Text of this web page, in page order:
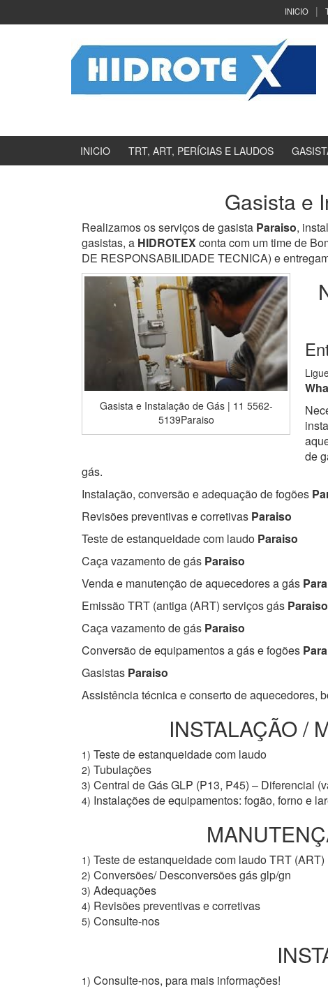
INICIO
INICIO TRT, ART, PERÍCIAS E LAUDOS
Gasista e
Realizamos os serviços de gasista Paraiso,
gasistas, a HIDROTEXconta com um time de
DE RESPONSABILIDADE TECNICA) e
Gasista e Instalação de Gás | 11 5562-
5139Paraiso
de
gás.
Instalação, conversão e adequação de fogões
Revisões preventivas e corretivas Paraiso
Teste de estanqueidade com laudo Paraiso
Caça vazamento de gás Paraiso
Venda e manutenção de aquecedores a gás
Emissão TRT (antiga (ART) serviços gás Paraiso
Caça vazamento de gás Paraiso
Conversão de equipamentos a gás e fogões
Gasistas Paraiso
Assistência técnica e conserto de aquecedores,
INSTALAÇÃO /
1) Teste de estanqueidade com laudo
2) Tubulações
3) Central de Gás GLP (P13, P45) – Diferencial
4) Instalações de equipamentos: fogão, forno e
1) Teste de estanqueidade com laudo TRT (ART)
2) Conversões/ Desconversões gás glp/gn
3) Adequações
4) Revisões preventivas e corretivas
5) Consulte-nos
1) Consulte-nos, para mais informações!